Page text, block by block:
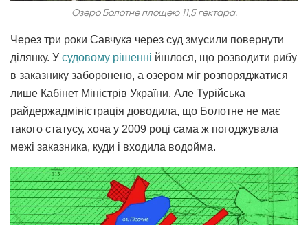
Озеро Болотне площею 11,5 гектара.
Через три роки Савчука через суд змусили повернути
ділянку. У судовому рішенні йшлося, що розводити рибу
в заказнику заборонено, а озером міг розпоряджатися
лише Кабінет Міністрів України. Але Турійська
райдержадміністрація доводила, що Болотне не має
такого статусу, хоча у 2009 році сама ж погоджувала
межі заказника, куди і входила водойма.